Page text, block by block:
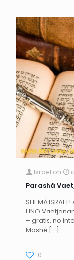
Israel on
Parashá
SHEMÁ
UNO
– gratis, no
Moshé […]
0